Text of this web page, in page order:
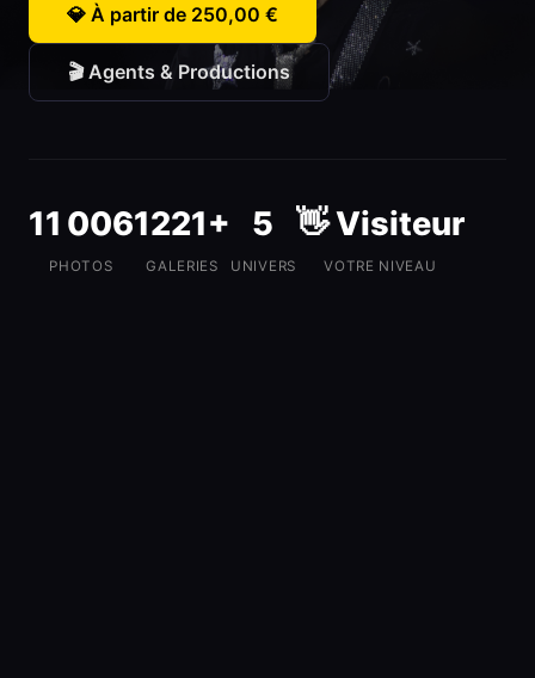
💎 À partir de 250,00 €
🎬 Agents & Productions
11 006
PHOTOS
1221+
GALERIES
5
UNIVERS
👋 Visiteur
VOTRE NIVEAU